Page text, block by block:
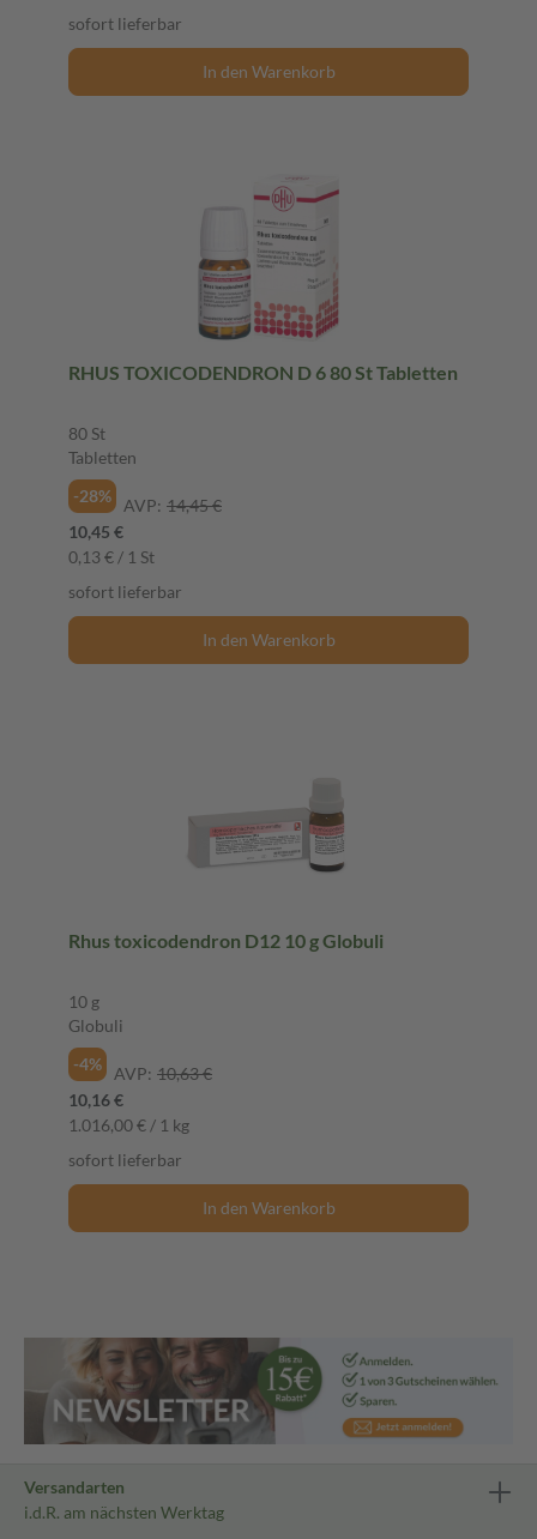
sofort lieferbar
In den Warenkorb
RHUS TOXICODENDRON D 6 80 St Tabletten
80 St
Tabletten
-28%
AVP: 14,45 €
10,45 €
0,13 € / 1 St
sofort lieferbar
In den Warenkorb
Rhus toxicodendron D12 10 g Globuli
10 g
Globuli
-4%
AVP: 10,63 €
10,16 €
1.016,00 € / 1 kg
sofort lieferbar
In den Warenkorb
Versandarten
i.d.R. am nächsten Werktag